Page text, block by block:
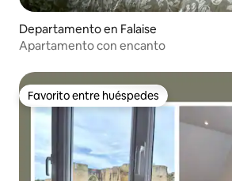
Departamento en Falaise
Apartamento con encanto
Favorito entre huéspedes
Favorito entre huéspedes